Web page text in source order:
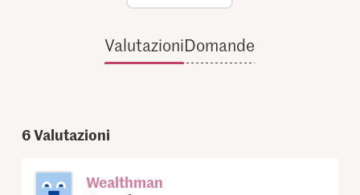
ValutazioniDomande
6Valutazioni
Wealthman